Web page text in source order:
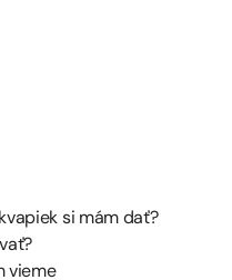
si mám dať?
vieme